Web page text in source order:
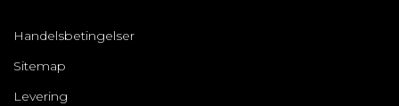
Handelsbetingelser
Sitemap
Levering